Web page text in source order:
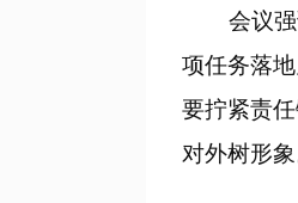
会议强调
项任务落
要拧紧责
对外树形象